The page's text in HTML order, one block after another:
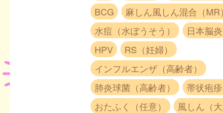
BCG
麻しん風しん混合（MR
水痘（水ぼうそう）
日本脳炎
HPV
RS（妊婦）
インフルエンザ（高齢者）
肺炎球菌（高齢者）
帯状疱
おたふく（任意）
風しん（